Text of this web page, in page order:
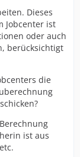
Dieses
Jobcenter ist
oder auch
berücksichtigt
die
ist aus